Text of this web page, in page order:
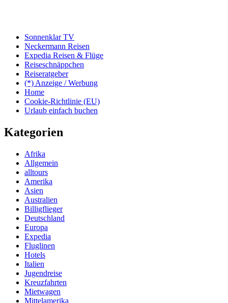
Sonnenklar TV
Neckermann Reisen
Expedia Reisen & Flüge
Reiseschnäppchen
Reiseratgeber
(*) Anzeige / Werbung
Home
Cookie-Richtlinie (EU)
Urlaub einfach buchen
Kategorien
Afrika
Allgemein
alltours
Amerika
Asien
Australien
Billigflieger
Deutschland
Europa
Expedia
Fluglinen
Hotels
Italien
Jugendreise
Kreuzfahrten
Mietwagen
Mittelamerika